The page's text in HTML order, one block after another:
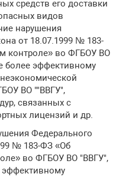
средств его доставки
видов
нарушения
от 18.07.1999 № 183-
контроле» во ФГБОУ ВО
более эффективному
ВО ""ВВГУ",
связанных с
лицензий и др.
Федерального
№ 183-ФЗ «Об
во ФГБОУ ВО "ВВГУ",
эффективному